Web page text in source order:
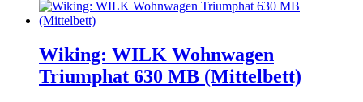
Wiking: WILK Wohnwagen
Triumphat 630 MB (Mittelbett)